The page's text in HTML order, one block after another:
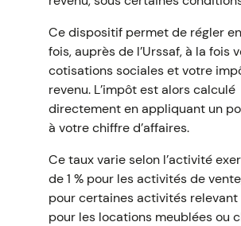
Ce dispositif permet de régler
fois, auprès de l’Urssaf, à la fois
cotisations sociales et votre
revenu. L’impôt est alors calculé
directement en appliquant un
à votre chiffre d’affaires.
Ce taux varie selon l’activité
de 1 % pour les activités de
pour certaines activités relevant
pour les locations meublées ou